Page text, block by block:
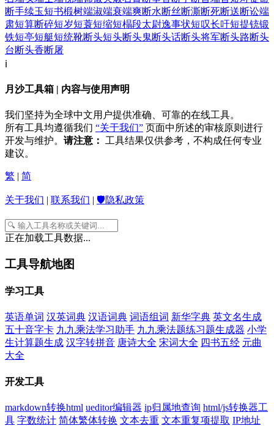
断手续玉短书椴树端淑端衰端爽断水断丝断澌断死断送断讼端
肃短算断碎短岁短蓑短缩短榻段太尉逸事状短叹长吁短提铳锻
铁短亭短艇短统靴断头短头断头鬼断头话断头将军断头路断头
台 断头香断屠
ℹ️
月沙工具箱 | 内容与使用声明
我们坚持为全球中文用户提供准确、可靠的在线工具。
所有工具均遵循我们 “关于我们” 页面中所述的审核原则进行
开发与维护。 请注意：
工具结果仅供参考，不构成任何专业
建议。
繁 | 简
关于我们 | 联系我们 | 🛡️隐私政策
正在加载工具数据...
工具导航地图
学习工具
英语单词 汉英词典 汉语词典 词语组词 新华字典 英文名生成
五十音字卡 九九乘法学习助手 九九乘法题练习题生成器 小学
生计算题生成 汉字转拼音 唐诗大全 宋词大全 四书五经 元曲
大全
开发工具
markdown转换html ueditor编辑器 ip归属地查询 html/js转换器工
具 字数统计 简体繁体转换 文本去重 文本重复项提取 IP地址